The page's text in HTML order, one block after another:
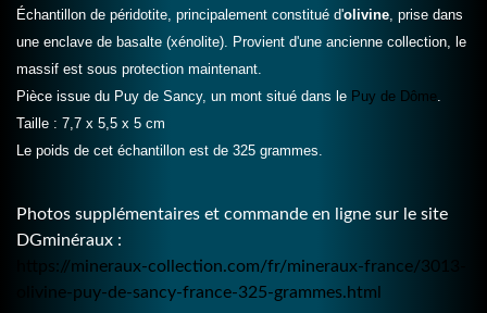
Échantillon de péridotite, principalement constitué d'olivine , prise dans
une enclave de basalte (xénolite). Provient d'une ancienne collection, le
massif est sous protection maintenant.
Pièce issue du Puy de Sancy, un mont situé dans le Puy de Dôme
Taille : 7,7 x 5,5 x 5 cm
Le poids de cet échantillon est de 325 grammes.
Photos supplémentaires et commande en ligne sur le site
DGminéraux :
https://mineraux-collection.com/fr/mineraux-france/3013-
olivine-puy-de-sancy-france-325-grammes.html